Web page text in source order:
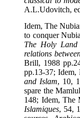
Idem, The
to conquer
The Holy
relations
Brill, 1988
pp.13-37;
and Islam,
spare the
148; Idem,
Islamiques,